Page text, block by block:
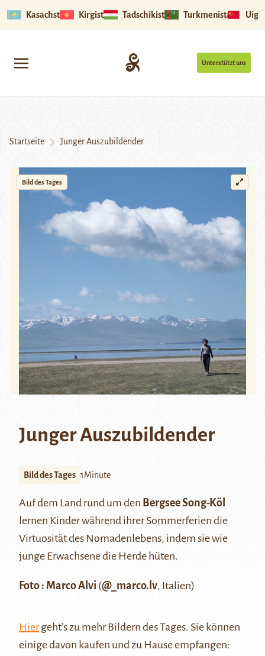
Kasachstan Kirgistan Tadschikistan Turkmenistan
Unterstützt uns
Startseite Junger Auszubildender
Bild des Tages
Junger Auszubildender
Bild des Tages 1Minute
Auf dem Land rund um den Bergsee Song-Köl
lernen Kinder während ihrer Sommerferien die
Virtuosität des Nomadenlebens, indem sie wie
junge Erwachsene die Herde hüten.
Foto : Marco Alvi (@_marco.lv, Italien)
Hiergeht’s zu mehr Bildern des Tages. Sie können
einige davon kaufen und zu Hause empfangen: